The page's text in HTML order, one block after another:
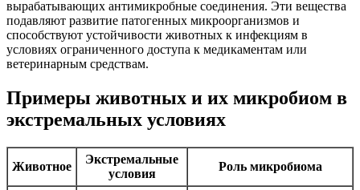
вырабатывающих антимикробные соединения. Эти вещества
подавляют развитие патогенных микроорганизмов и
способствуют устойчивости животных к инфекциям в
условиях ограниченного доступа к медикаментам или
ветеринарным средствам.
Примеры животных и их микробиом в
экстремальных условиях
Животное
Экстремальные
условия
Роль микробиома